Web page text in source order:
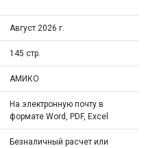
Август 2026 г.
145 стр.
АМИКО
На электронную почту в
формате Word, PDF, Excel
Безналичный расчет или